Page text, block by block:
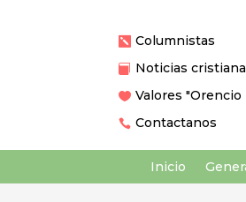
 Columnistas
 Noticias
 Valores
 Contactanos
Inicio